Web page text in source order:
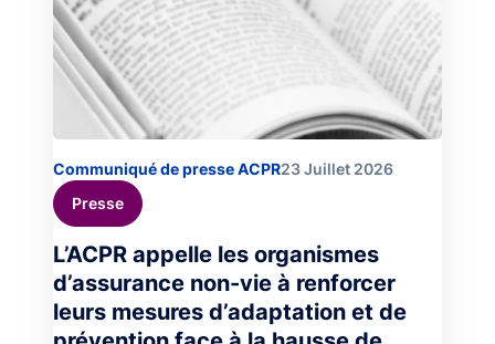
Communiqué de presse ACPR23 Juillet 2026
Presse
L’ACPR appelle les organismes
d’assurance non-vie à renforcer
leurs mesures d’adaptation et de